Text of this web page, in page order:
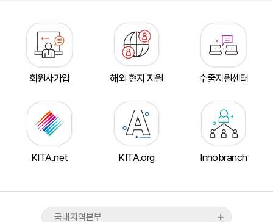
회원사가입 해외 현지 지원 수출지원센터
KITA.net KITA.org Innobranch
국내지역본부
경기북부지역본부
경기남부지역본부
강원지역본부
충북지역본부
대구·경북지역본부
tradeKorea
TradePro
KITA멤버십서비스
무역아카데미
WTC Seoul
CALT
COEX
산업통상부
기획재정부
관세청